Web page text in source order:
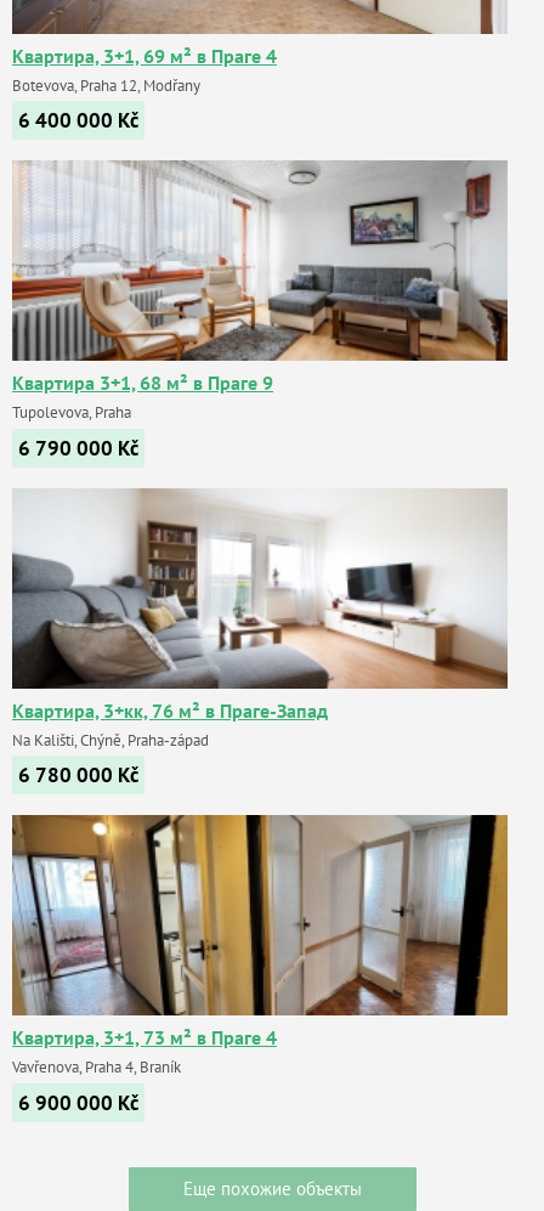
Квартира, 3+1, 69 м² в Праге 4
Botevova, Praha 12, Modřany
6 400 000 Kč
Квартира 3+1, 68 м² в Праге 9
Tupolevova, Praha
6 790 000 Kč
Квартира, 3+кк, 76 м² в Праге-Запад
Na Kališti, Chýně, Praha-západ
6 780 000 Kč
Квартира, 3+1, 73 м² в Праге 4
Vavřenova, Praha 4, Braník
6 900 000 Kč
Еще похожие объекты